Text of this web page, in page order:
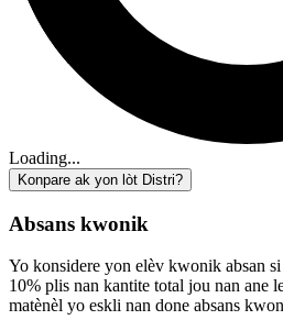
Loading...
Konpare ak yon lòt Distri?
Absans kwonik
Yo konsidere yon elèv kwonik absan
10% plis nan kantite total jou nan ane
matènèl yo eskli nan done absans